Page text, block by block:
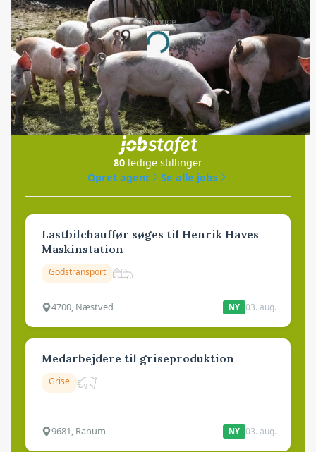
Annonce
Loading...
Jobs
i samarbejde med
80 ledige stillinger
Opret agent
Se alle jobs
Lastbilchauffør søges til Henrik Haves
Maskinstation
Godstransport
4700, Næstved NY 03. aug.
Medarbejdere til griseproduktion
Grise
9681, Ranum NY 03. aug.